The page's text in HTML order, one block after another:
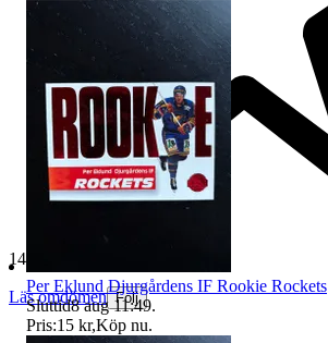
14 032 omdömen
Läs omdömen Följ
Per Eklund Djurgårdens IF Rookie Rockets
Sluttid8 aug 11:49.
Pris:15 kr,Köp nu.